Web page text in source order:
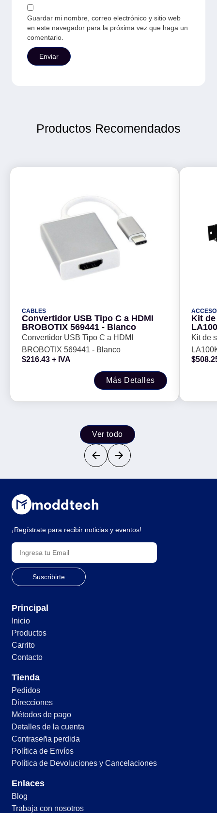
Guardar mi nombre, correo electrónico y sitio web
en este navegador para la próxima vez que haga un
comentario.
Productos Recomendados
CABLES
Convertidor USB Tipo C a HDMI
BROBOTIX 569441 - Blanco
Convertidor USB Tipo C a HDMI
BROBOTIX 569441 - Blanco
$216.43 + IVA
Más Detalles
Kit
Kit de
$
Ver todo
¡Regístrate para recibir noticias y eventos!
Principal
Inicio
Productos
Carrito
Contacto
Tienda
Pedidos
Direcciones
Métodos de pago
Detalles de la cuenta
Contraseña perdida
Política de Envíos
Política de Devoluciones y Cancelaciones
Enlaces
Blog
Trabaja con nosotros